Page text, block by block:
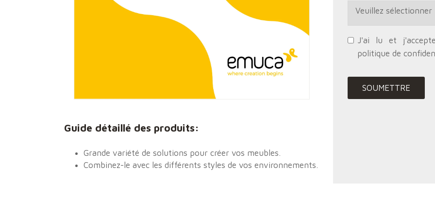
Guide détaillé des produits:
Grande variété de solutions pour créer vos meubles.
Combinez-le avec les différents styles de vos environnements.
J'ai lu et
politique de